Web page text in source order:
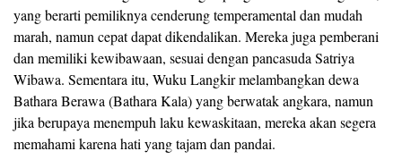
yang berarti pemiliknya cenderung temperamental dan mudah
marah, namun cepat dapat dikendalikan. Mereka juga pemberani
dan memiliki kewibawaan, sesuai dengan pancasuda Satriya
Wibawa. Sementara itu, Wuku Langkir melambangkan dewa
Bathara Berawa (Bathara Kala) yang berwatak angkara, namun
jika berupaya menempuh laku kewaskitaan, mereka akan segera
memahami karena hati yang tajam dan pandai.